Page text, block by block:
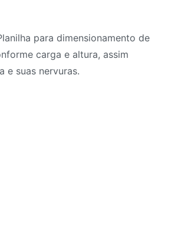
para dimensionamento de
carga e altura, assim
e suas nervuras.